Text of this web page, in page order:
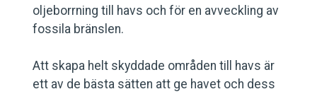
oljeborrning till havs och för en avveckling av
fossila bränslen.
Att skapa helt skyddade områden till havs är
ett av de bästa sätten att ge havet och dess